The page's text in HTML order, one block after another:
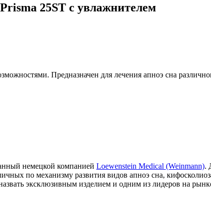
25ST с увлажнителем
Предназначен для лечения апноэ сна
немецкой компанией Loewenstein Medical (Weinmann).
по механизму развития видов апноэ сна,
эксклюзивным изделием и одним из лидеров на